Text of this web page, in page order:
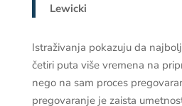
Lewicki
Istraživanja pokazuju da
četiri puta više vremena na
nego na sam proces
pregovaranje je zaista